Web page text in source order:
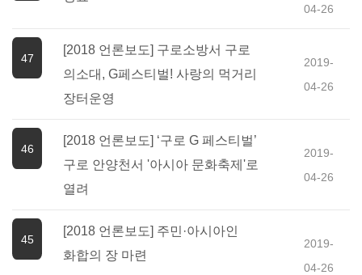
04-26
47
[2018 언론보도] 구로소방서 구로
의소대, G페스티벌! 사랑의 먹거리
장터운영
2019-
04-26
46
[2018 언론보도] ‘구로 G 페스티벌’
구로 안양천서 '아시아 문화축제'로
열려
2019-
04-26
45
[2018 언론보도] 주민·아시아인
화합의 장 마련
2019-
04-26